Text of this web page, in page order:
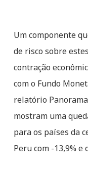
Um componente
de risco sobre
contração
com o Fundo
relatório
mostram uma
para os países da
Peru com -13,9% e